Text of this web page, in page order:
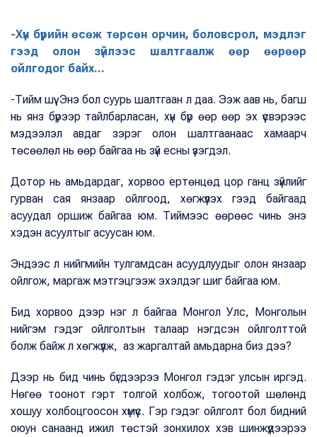
-Хүн бүрийн өсөж төрсөн орчин, боловсрол, мэдлэг
гээд олон зүйлээс шалтгаалж өөр өөрөөр
ойлгодог байх...
-Тийм шүү. Энэ бол суурь шалтгаан л даа. Ээж аав нь, багш
нь янз бүрээр тайлбарласан, хүн бүр өөр өөр эх үүсвэрээс
мэдээлэл авдаг зэрэг олон шалтгаанаас хамаарч
төсөөлөл нь өөр байгаа нь зүй есны үзэгдэл.
Дотор нь амьдардаг, хорвоо ертөнцөд цор ганц зүйлийг
гурван сая янзаар ойлгоод, хөгжүүлэх гээд байгаад
асуудал оршиж байгаа юм. Тиймээс өөрөөс чинь энэ
хэдэн асуултыг асуусан юм.
Эндээс л нийгмийн тулгамдсан асуудлуудыг олон янзаар
ойлгож, маргаж мэтгэцгээж эхэлдэг шиг байгаа юм.
Бид хорвоо дээр нэг л байгаа Монгол Улс, Монголын
нийгэм гэдэг ойлголтын талаар нэгдсэн ойлголттой
болж байж л хөгжүүлж, аз жаргалтай амьдарна биз дээ?
Дээр нь бид чинь бүгдээрээ Монгол гэдэг улсын иргэд.
Нөгөө тоонот гэрт толгой холбож, тогоотой шөлөнд
хошуу холбоцгоосон хүмүүс. Гэр гэдэг ойлголт бол бидний
оюун санаанд ижил төстэй зонхилох хэв шинжүүдээрээ